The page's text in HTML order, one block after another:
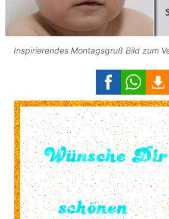
Inspirierendes Montagsgruß Bild zum